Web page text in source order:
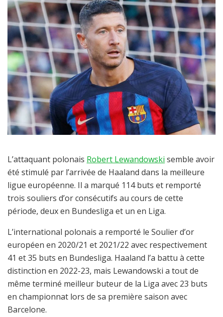
L’attaquant polonais Robert Lewandowski semble avoir
été stimulé par l’arrivée de Haaland dans la meilleure
ligue européenne. Il a marqué 114 buts et remporté
trois souliers d’or consécutifs au cours de cette
période, deux en Bundesliga et un en Liga.
L’international polonais a remporté le Soulier d’or
européen en 2020/21 et 2021/22 avec respectivement
41 et 35 buts en Bundesliga. Haaland l’a battu à cette
distinction en 2022-23, mais Lewandowski a tout de
même terminé meilleur buteur de la Liga avec 23 buts
en championnat lors de sa première saison avec
Barcelone.